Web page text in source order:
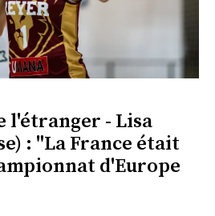
l'étranger - Lisa
: "La France était
d'Europe